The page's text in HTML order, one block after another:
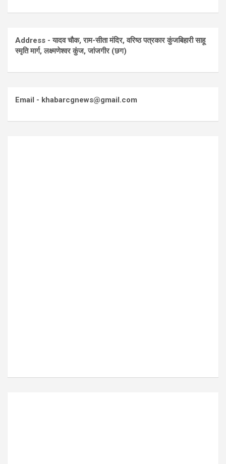
Address - यादव चौक, राम-सीता मंदिर, वरिष्ठ पत्रकार कुंजबिहारी साहू
स्मृति मार्ग, लक्ष्मणेश्वर कुंज, जांजगीर (छग)
Email - khabarcgnews@gmail.com